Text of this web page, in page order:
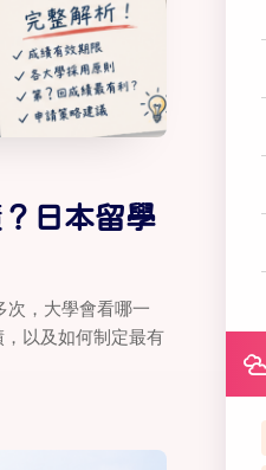
日本留學
次，大學會看哪一
以及如何制定最有